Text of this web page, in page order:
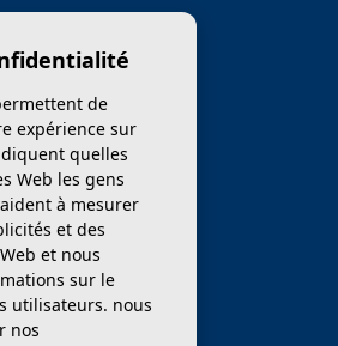
MENU
ENTREPRISE
PROPRIÉTÉS
SERVICES
/ TRANSFÉRER
de
expérience sur
quelles
Web les gens
à mesurer
et des
et nous
sur le
utilisateurs. nous
nos